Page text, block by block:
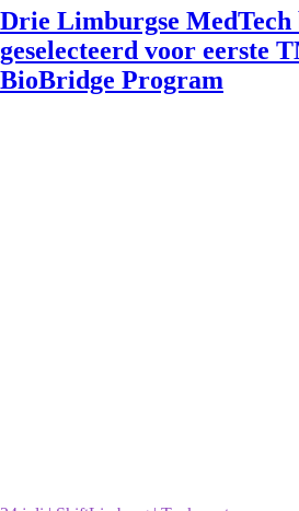
Drie Limburgse
geselecteerd voor eerste
BioBridge Program